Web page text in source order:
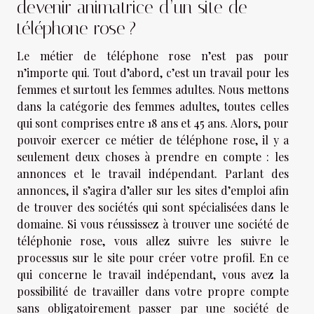
devenir animatrice d’un site de
téléphone rose ?
Le métier de téléphone rose n’est pas pour
n’importe qui. Tout d’abord, c’est un travail pour les
femmes et surtout les femmes adultes. Nous mettons
dans la catégorie des femmes adultes, toutes celles
qui sont comprises entre 18 ans et 45 ans. Alors, pour
pouvoir exercer ce métier de téléphone rose, il y a
seulement deux choses à prendre en compte : les
annonces et le travail indépendant. Parlant des
annonces, il s’agira d’aller sur les sites d’emploi afin
de trouver des sociétés qui sont spécialisées dans le
domaine. Si vous réussissez à trouver une société de
téléphonie rose, vous allez suivre les suivre le
processus sur le site pour créer votre profil. En ce
qui concerne le travail indépendant, vous avez la
possibilité de travailler dans votre propre compte
sans obligatoirement passer par une société de